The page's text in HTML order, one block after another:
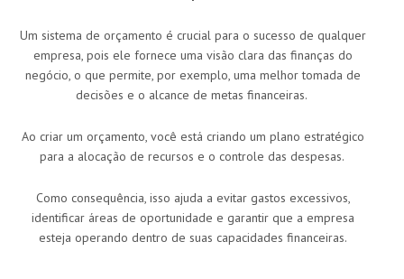
Um sistema de orçamento é crucial para o sucesso de qualquer
empresa, pois ele fornece uma visão clara das finanças do
negócio, o que permite, por exemplo, uma melhor tomada de
decisões e o alcance de metas financeiras.
Ao criar um orçamento, você está criando um plano estratégico
para a alocação de recursos e o controle das despesas.
Como consequência, isso ajuda a evitar gastos excessivos,
identificar áreas de oportunidade e garantir que a empresa
esteja operando dentro de suas capacidades financeiras.